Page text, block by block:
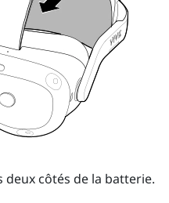
deux côtés de la batterie.